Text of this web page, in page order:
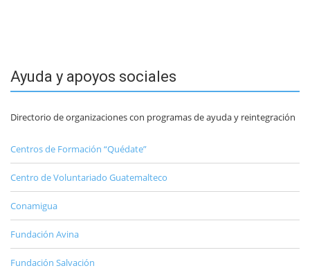
Ayuda y apoyos sociales
Directorio de organizaciones con programas de ayuda y reintegración
Centros de Formación “Quédate”
Centro de Voluntariado Guatemalteco
Conamigua
Fundación Avina
Fundación Salvación